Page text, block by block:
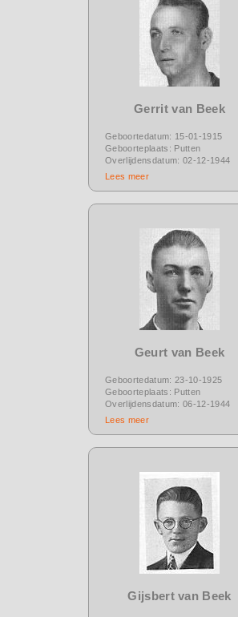
Gerrit van Beek
Geboortedatum: 15-01-1915
Geboorteplaats: Putten
Overlijdensdatum: 02-12-1944
Lees meer
Geurt van Beek
Geboortedatum: 23-10-1925
Geboorteplaats: Putten
Overlijdensdatum: 06-12-1944
Lees meer
Gijsbert van Beek